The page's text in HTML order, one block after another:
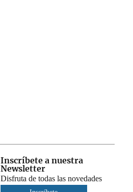
Inscríbete a nuestra
Newsletter
Disfruta de todas las novedades